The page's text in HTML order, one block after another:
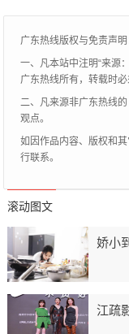
广东热线版权与免责声明
一、凡本站中注明“来源
广东热线所有，转载时必
二、凡来源非广东热线
观点。
如因作品内容、版权和
行联系。
滚动图文
娇小
江疏